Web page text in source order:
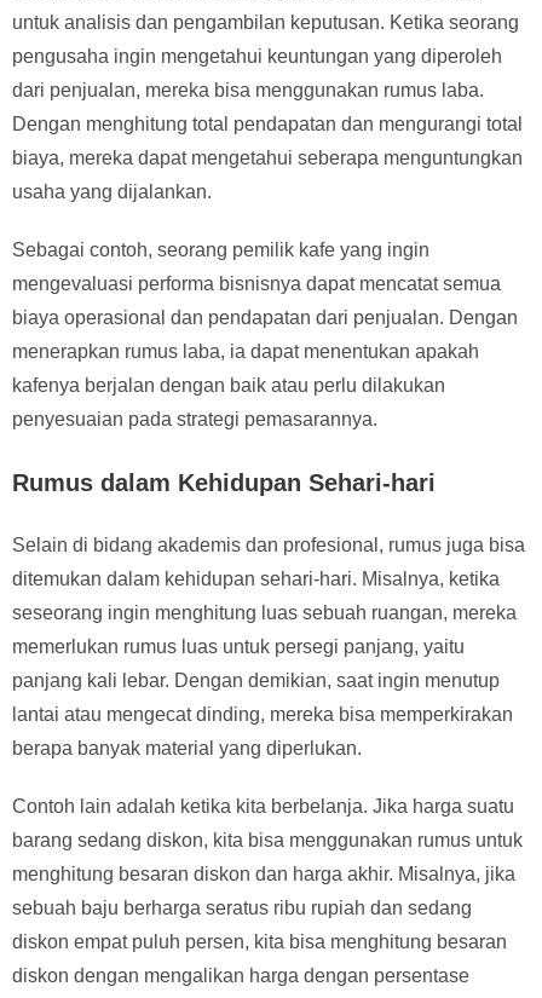
untuk analisis dan pengambilan keputusan. Ketika seorang
pengusaha ingin mengetahui keuntungan yang diperoleh
dari penjualan, mereka bisa menggunakan rumus laba.
Dengan menghitung total pendapatan dan mengurangi total
biaya, mereka dapat mengetahui seberapa menguntungkan
usaha yang dijalankan.
Sebagai contoh, seorang pemilik kafe yang ingin
mengevaluasi performa bisnisnya dapat mencatat semua
biaya operasional dan pendapatan dari penjualan. Dengan
menerapkan rumus laba, ia dapat menentukan apakah
kafenya berjalan dengan baik atau perlu dilakukan
penyesuaian pada strategi pemasarannya.
Rumus dalam Kehidupan Sehari-hari
Selain di bidang akademis dan profesional, rumus juga bisa
ditemukan dalam kehidupan sehari-hari. Misalnya, ketika
seseorang ingin menghitung luas sebuah ruangan, mereka
memerlukan rumus luas untuk persegi panjang, yaitu
panjang kali lebar. Dengan demikian, saat ingin menutup
lantai atau mengecat dinding, mereka bisa memperkirakan
berapa banyak material yang diperlukan.
Contoh lain adalah ketika kita berbelanja. Jika harga suatu
barang sedang diskon, kita bisa menggunakan rumus untuk
menghitung besaran diskon dan harga akhir. Misalnya, jika
sebuah baju berharga seratus ribu rupiah dan sedang
diskon empat puluh persen, kita bisa menghitung besaran
diskon dengan mengalikan harga dengan persentase